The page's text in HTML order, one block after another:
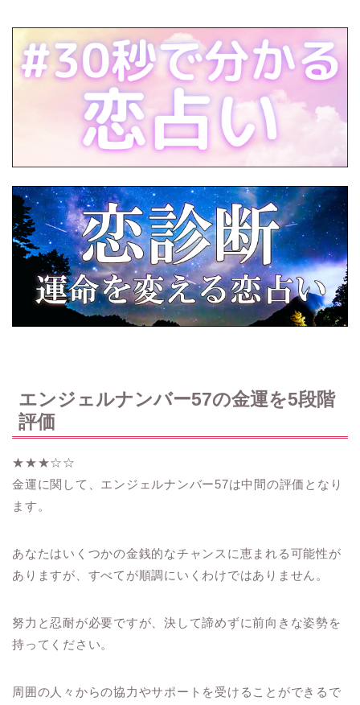
エンジェルナンバー57の金運を5段階
評価
★★★☆☆
金運に関して、エンジェルナンバー57は中間の評価となり
ます。
あなたはいくつかの金銭的なチャンスに恵まれる可能性が
ありますが、すべてが順調にいくわけではありません。
努力と忍耐が必要ですが、決して諦めずに前向きな姿勢を
持ってください。
周囲の人々からの協力やサポートを受けることができるで